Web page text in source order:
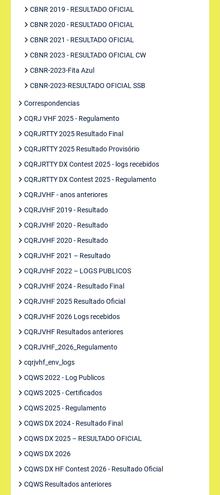
CBNR 2019 - RESULTADO OFICIAL
CBNR 2020 - RESULTADO OFICIAL
CBNR 2021 - RESULTADO OFICIAL
CBNR 2023 - RESULTADO OFICIAL CW
CBNR-2023-Fita Azul
CBNR-2023-RESULTADO OFICIAL SSB
Correspondencias
CQRJ VHF 2025 - Regulamento
CQRJRTTY 2025 Resultado Final
CQRJRTTY 2025 Resultado Provisório
CQRJRTTY DX Contest 2025 - logs recebidos
CQRJRTTY DX Contest 2025 - Regulamento
CQRJVHF - anos anteriores
CQRJVHF 2019 - Resultado
CQRJVHF 2020 - Resultado
CQRJVHF 2020 - Resultado
CQRJVHF 2021 – Resultado
CQRJVHF 2022 – LOGS PUBLICOS
CQRJVHF 2024 - Resultado Final
CQRJVHF 2025 Resultado Oficial
CQRJVHF 2026 Logs recebidos
CQRJVHF Resultados anteriores
CQRJVHF_2026_Regulamento
cqrjvhf_env_logs
CQWS 2022 - Log Publicos
CQWS 2025 - Certificados
CQWS 2025 - Regulamento
CQWS DX 2024 - Resultado Final
CQWS DX 2025 – RESULTADO OFICIAL
CQWS DX 2026
CQWS DX HF Contest 2026 - Resultado Oficial
CQWS Resultados anteriores